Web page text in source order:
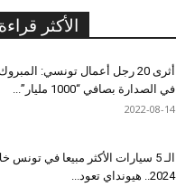
الأكثر قراءة
أثرى 20 رجل أعمال تونسي: المبروك
في الصدارة بصافي “1000 مليار”...
2022-08-14
الـ 5 سيارات الأكثر مبيعا في تونس
2024.. هيونداي تعود...